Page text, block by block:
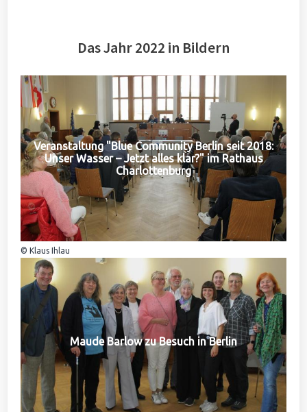
Das Jahr 2022 in Bildern
Veranstaltung "Blue Community Berlin seit 2018:
Unser Wasser – Jetzt alles klar?" im Rathaus
Charlottenburg
© Klaus Ihlau
Maude Barlow zu Besuch in Berlin